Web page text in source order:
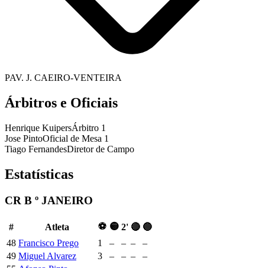
PAV. J. CAEIRO-VENTEIRA
Árbitros e Oficiais
Henrique KuipersÁrbitro 1
Jose PintoOficial de Mesa 1
Tiago FernandesDiretor de Campo
Estatísticas
CR B º JANEIRO
# Atleta ⚽ 🟡 2' 🔴 🔵
48 Francisco Prego 1 – – –
–
49 Miguel Alvarez 3 – – –
–